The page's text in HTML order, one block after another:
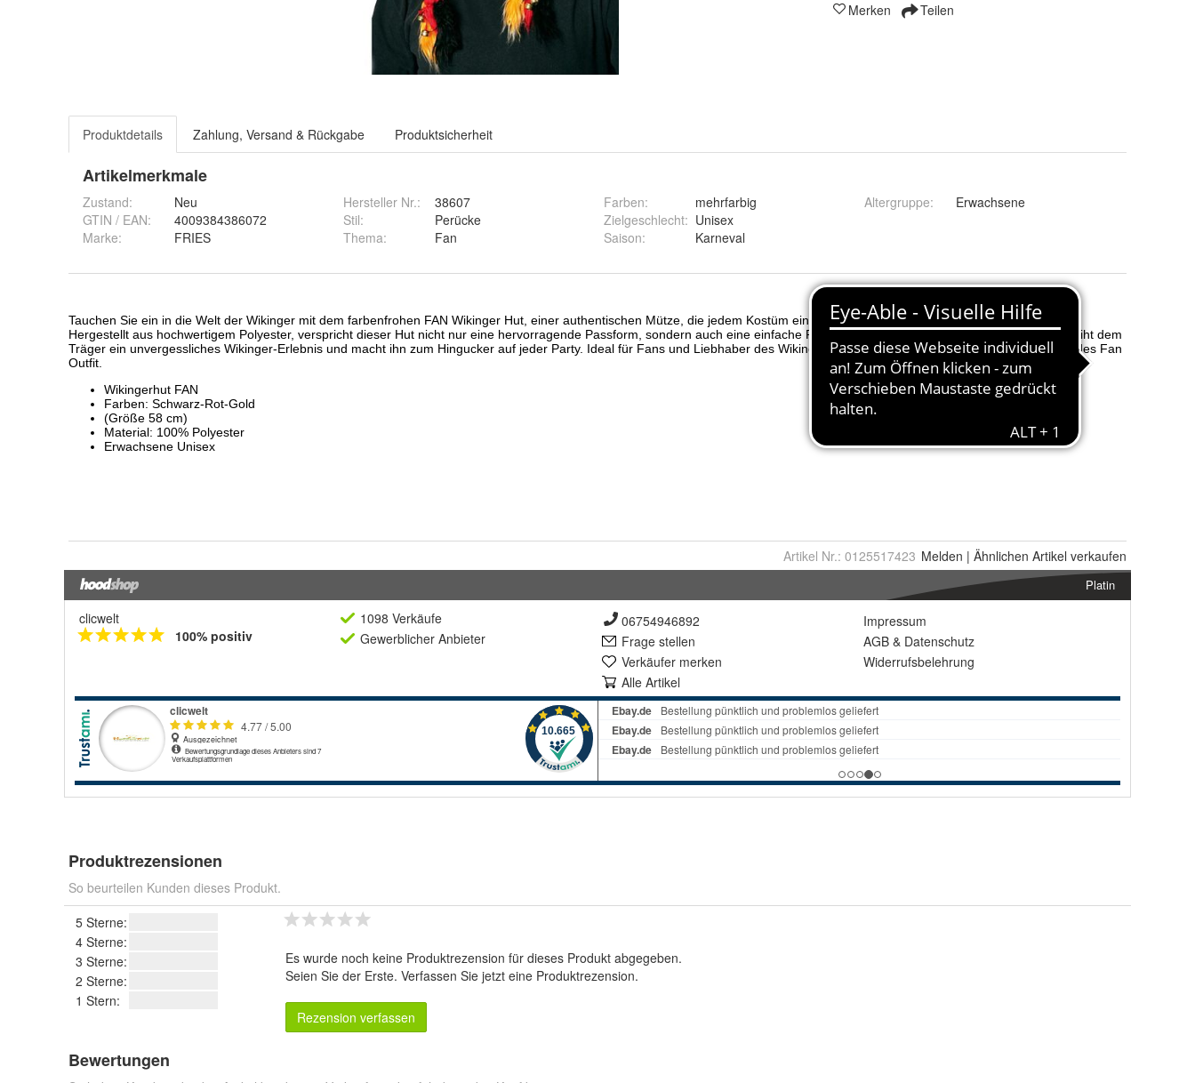
Merken Teilen
Produktdetails Zahlung, Versand & Rückgabe Produktsicherheit
Artikelmerkmale
Zustand:
Neu
GTIN / EAN:
4009384386072
Marke:
FRIES
Hersteller Nr.:
38607
Stil:
Perücke
Thema: Fan
Farben:
mehrfarbig
Zielgeschlecht: Unisex
Saison: Karneval
Altergruppe: Erwachsene
Artikel Nr.: 0125517423 Melden | Ähnlichen Artikel verkaufen
Platin
clicwelt
100% positiv
1098 Verkäufe
Gewerblicher Anbieter
06754946892
Frage stellen
Verkäufer merken
Alle Artikel
Impressum
AGB & Datenschutz
Widerrufsbelehrung
Produktrezensionen
So beurteilen Kunden dieses Produkt.
5 Sterne:
4 Sterne:
3 Sterne:
2 Sterne:
1 Stern:
Es wurde noch keine Produktrezension für dieses Produkt abgegeben.
Seien Sie der Erste. Verfassen Sie jetzt eine Produktrezension.
Rezension verfassen
Bewertungen